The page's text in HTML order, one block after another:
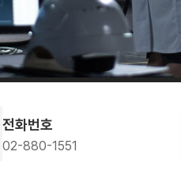
전화번호
02-880-1551